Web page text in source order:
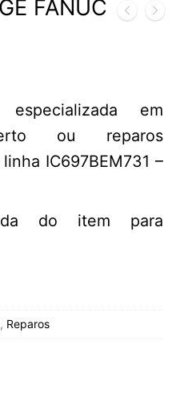
FANUC
especializada em
ou reparos
IC697BEM731 –
do item para
, Reparos